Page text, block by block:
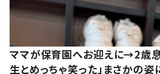
ママが保育園へお迎えに→2歳
生とめっちゃ笑った」まさかの